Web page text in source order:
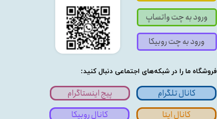
فروشگاه ما را در شبکه‌های اجتماعی دنبال کنید:
ورود به چت واتساپ
پیج اینستاگرام کانال تلگرام
کانال ایتا کانال روبیکا
ورود به چت روبیکا